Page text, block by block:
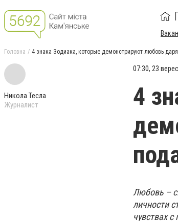
Головна 4 знака Зодиака, которые демонстрируют любовь
Никола Тесла
Журналист
07:30, 23
4
Любовь –
личности
чувствах